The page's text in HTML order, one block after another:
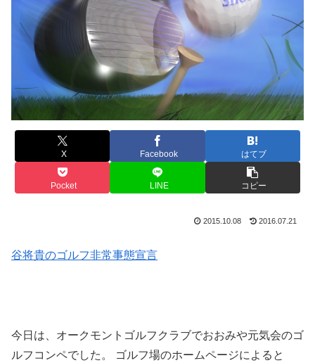
X Facebook はてブ
Pocket LINE コピー
2015.10.08 2016.07.21
谷将貴のゴルフ非常事態宣言
今日は、オークモントゴルフクラブでおおみや元気会のゴ
ルフコンペでした。 ゴルフ場のホームページによると